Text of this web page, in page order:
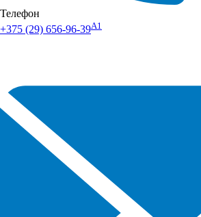
Телефон
+375 (29) 656-96-39А1